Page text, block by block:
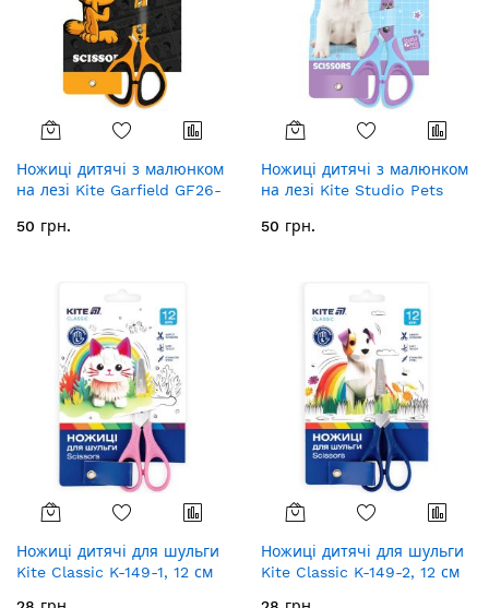
Ножиці дитячі з малюнком
на лезі Kite Garfield GF26-
50 грн.
Ножиці дитячі з малюнком
на лезі Kite Studio Pets
50 грн.
Ножиці дитячі для шульги
Kite Classic K-149-1, 12 см
Ножиці дитячі для шульги
Kite Classic K-149-2, 12 см